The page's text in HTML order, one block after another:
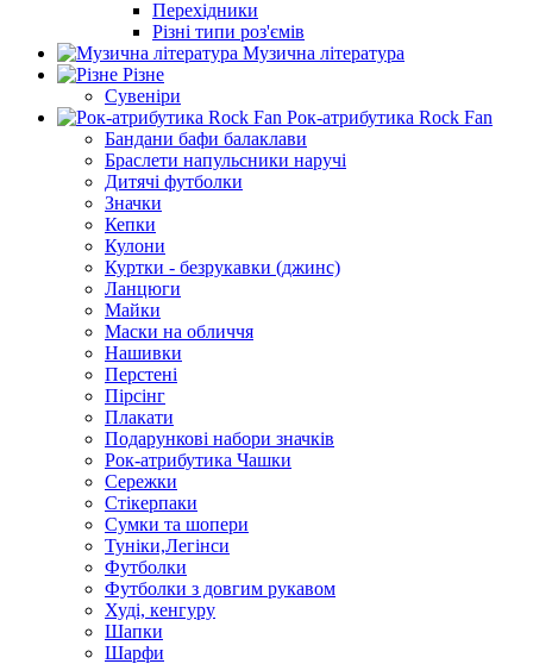
Перехідники
Різні типи роз'ємів
Музична література
Різне
Сувеніри
Рок-атрибутика Rock Fan
Бандани бафи балаклави
Браслети напульсники наручі
Дитячі футболки
Значки
Кепки
Кулони
Куртки - безрукавки (джинс)
Ланцюги
Майки
Маски на обличчя
Нашивки
Перстені
Пірсінг
Плакати
Подарункові набори значків
Рок-атрибутика Чашки
Сережки
Стікерпаки
Сумки та шопери
Туніки,Легінси
Футболки
Футболки з довгим рукавом
Худі, кенгуру
Шапки
Шарфи